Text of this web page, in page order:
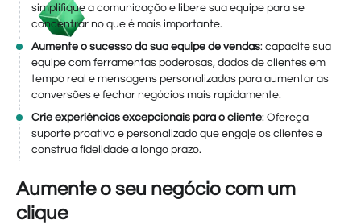
simplifique a comunicação e libere sua equipe para se
concentrar no que é mais importante.
Aumente o sucesso da sua equipe de vendas: capacite sua
equipe com ferramentas poderosas, dados de clientes em
tempo real e mensagens personalizadas para aumentar as
conversões e fechar negócios mais rapidamente.
Crie experiências excepcionais para o cliente: Ofereça
suporte proativo e personalizado que engaje os clientes e
construa fidelidade a longo prazo.
Aumente o seu negócio com um
clique